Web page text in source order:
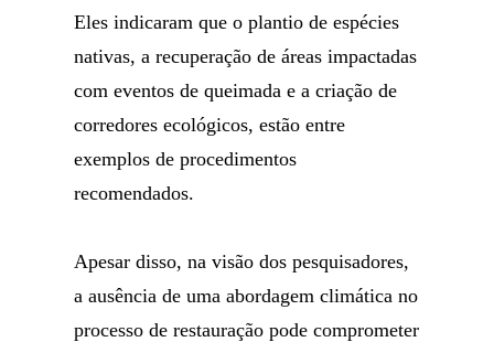
Eles indicaram que o plantio de espécies
nativas, a recuperação de áreas impactadas
com eventos de queimada e a criação de
corredores ecológicos, estão entre
exemplos de procedimentos
recomendados.
Apesar disso, na visão dos pesquisadores,
a ausência de uma abordagem climática no
processo de restauração pode comprometer